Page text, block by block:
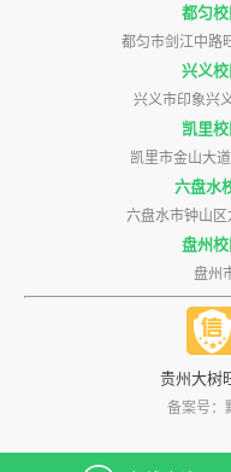
都匀
都匀市剑江中路
兴义
兴义市印象兴
凯里
凯里市金山大
六盘水
六盘水市钟山
盘州
盘州
贵州大树
备案号：